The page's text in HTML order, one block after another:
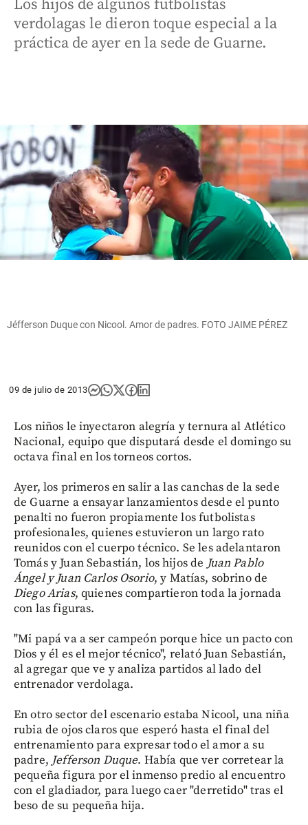
Los hijos de algunos futbolistas
verdolagas le dieron toque especial a la
práctica de ayer en la sede de Guarne.
Jéfferson Duque con Nicool. Amor de padres. FOTO JAIME PÉREZ
09 de julio de 2013
Los niños le inyectaron alegría y ternura al Atlético
Nacional, equipo que disputará desde el domingo su
octava final en los torneos cortos.
Ayer, los primeros en salir a las canchas de la sede
de Guarne a ensayar lanzamientos desde el punto
penalti no fueron propiamente los futbolistas
profesionales, quienes estuvieron un largo rato
reunidos con el cuerpo técnico. Se les adelantaron
Tomás y Juan Sebastián, los hijos de Juan Pablo
Ángel y Juan Carlos Osorio, y Matías, sobrino de
Diego Arias, quienes compartieron toda la jornada
con las figuras.
"Mi papá va a ser campeón porque hice un pacto con
Dios y él es el mejor técnico", relató Juan Sebastián,
al agregar que ve y analiza partidos al lado del
entrenador verdolaga.
En otro sector del escenario estaba Nicool, una niña
rubia de ojos claros que esperó hasta el final del
entrenamiento para expresar todo el amor a su
padre, Jefferson Duque. Había que ver corretear la
pequeña figura por el inmenso predio al encuentro
con el gladiador, para luego caer "derretido" tras el
beso de su pequeña hija.